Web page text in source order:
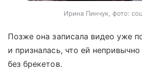
Ирина Пинчук, фото:
Позже она записала видео уже
и призналась, что ей
без брекетов.